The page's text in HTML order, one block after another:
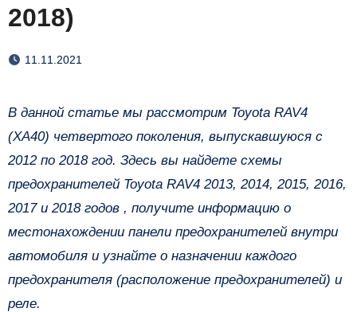
2018)
11.11.2021
В данной статье мы рассмотрим Toyota RAV4
(XA40) четвертого поколения, выпускавшуюся с
2012 по 2018 год. Здесь вы найдете схемы
предохранителей Toyota RAV4 2013, 2014, 2015, 2016,
2017 и 2018 годов , получите информацию о
местонахождении панели предохранителей внутри
автомобиля и узнайте о назначении каждого
предохранителя (расположение предохранителей) и
реле.